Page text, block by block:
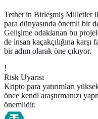
Tether'in Birleşmiş Milletler
para dünyasında önemli bir
Gelişime odaklanan bu
de insan kaçakçılığına karşı
bir adım olarak öne çıkıyor.
!
Risk Uyarısı
Kripto para yatırımları
önce kendi araştırmanızı
önemlidir.